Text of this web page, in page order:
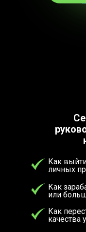
Как
личных
Как
или
Как
качества